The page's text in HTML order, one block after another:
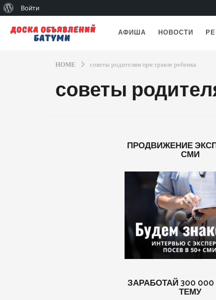
Войти
АФИША НОВОСТИ
HOME советы родителям при травле ребенка
советы
ПРОДВИЖЕНИЕ
СМИ
ЗАРАБОТАЙ 300
ТЕМУ